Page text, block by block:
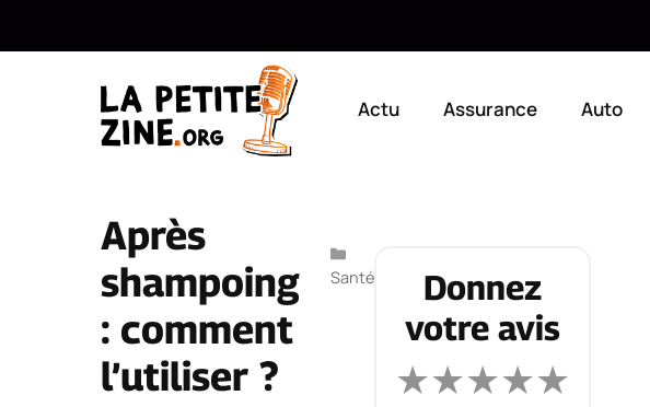
Actu Assurance Auto
Après
shampoing
: comment
l’utiliser ?
Santé
Donnez
votre avis
★★★★★